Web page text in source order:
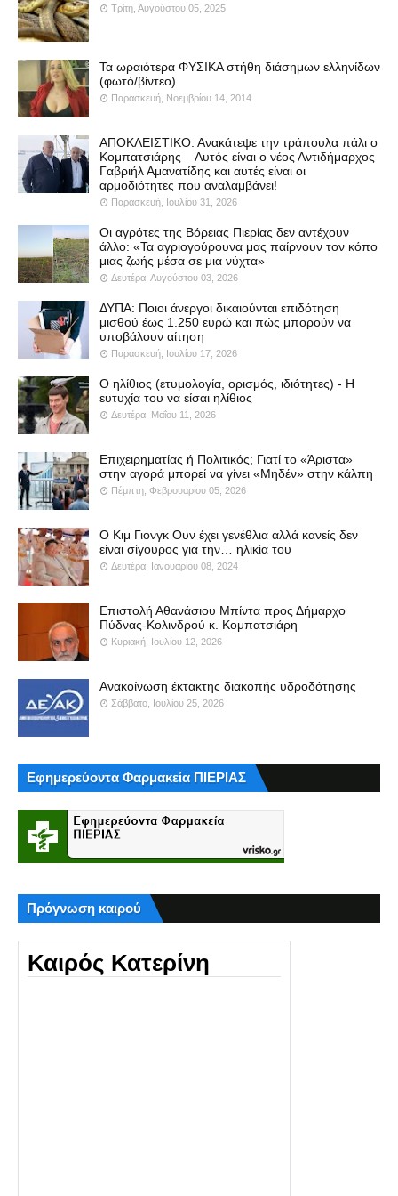
Τρίτη, Αυγούστου 05, 2025
Τα ωραιότερα ΦΥΣΙΚΑ στήθη διάσημων ελληνίδων
(φωτό/βίντεο)
Παρασκευή, Νοεμβρίου 14, 2014
ΑΠΟΚΛΕΙΣΤΙΚΟ: Ανακάτεψε την τράπουλα πάλι ο
Κομπατσιάρης – Αυτός είναι ο νέος Αντιδήμαρχος
Γαβριήλ Αμανατίδης και αυτές είναι οι
αρμοδιότητες που αναλαμβάνει!
Παρασκευή, Ιουλίου 31, 2026
Οι αγρότες της Βόρειας Πιερίας δεν αντέχουν
άλλο: «Τα αγριογούρουνα μας παίρνουν τον κόπο
μιας ζωής μέσα σε μια νύχτα»
Δευτέρα, Αυγούστου 03, 2026
ΔΥΠΑ: Ποιοι άνεργοι δικαιούνται επιδότηση
μισθού έως 1.250 ευρώ και πώς μπορούν να
υποβάλουν αίτηση
Παρασκευή, Ιουλίου 17, 2026
Ο ηλίθιος (ετυμολογία, ορισμός, ιδιότητες) - Η
ευτυχία του να είσαι ηλίθιος
Δευτέρα, Μαΐου 11, 2026
Επιχειρηματίας ή Πολιτικός; Γιατί το «Άριστα»
στην αγορά μπορεί να γίνει «Μηδέν» στην κάλπη
Πέμπτη, Φεβρουαρίου 05, 2026
Ο Κιμ Γιονγκ Ουν έχει γενέθλια αλλά κανείς δεν
είναι σίγουρος για την… ηλικία του
Δευτέρα, Ιανουαρίου 08, 2024
Επιστολή Αθανάσιου Μπίντα προς Δήμαρχο
Πύδνας-Κολινδρού κ. Κομπατσιάρη
Κυριακή, Ιουλίου 12, 2026
Ανακοίνωση έκτακτης διακοπής υδροδότησης
Σάββατο, Ιουλίου 25, 2026
Εφημερεύοντα Φαρμακεία ΠΙΕΡΙΑΣ
Πρόγνωση καιρού
Καιρός Κατερίνη